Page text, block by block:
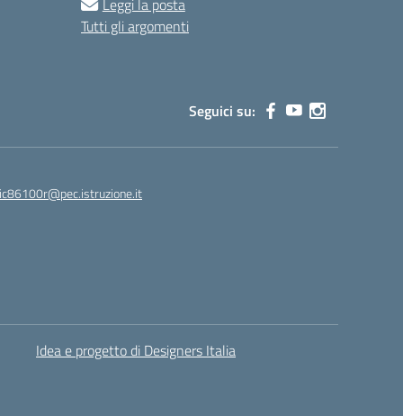
Leggi la posta
Tutti gli argomenti
Seguici su:
Idea e progetto di Designers Italia